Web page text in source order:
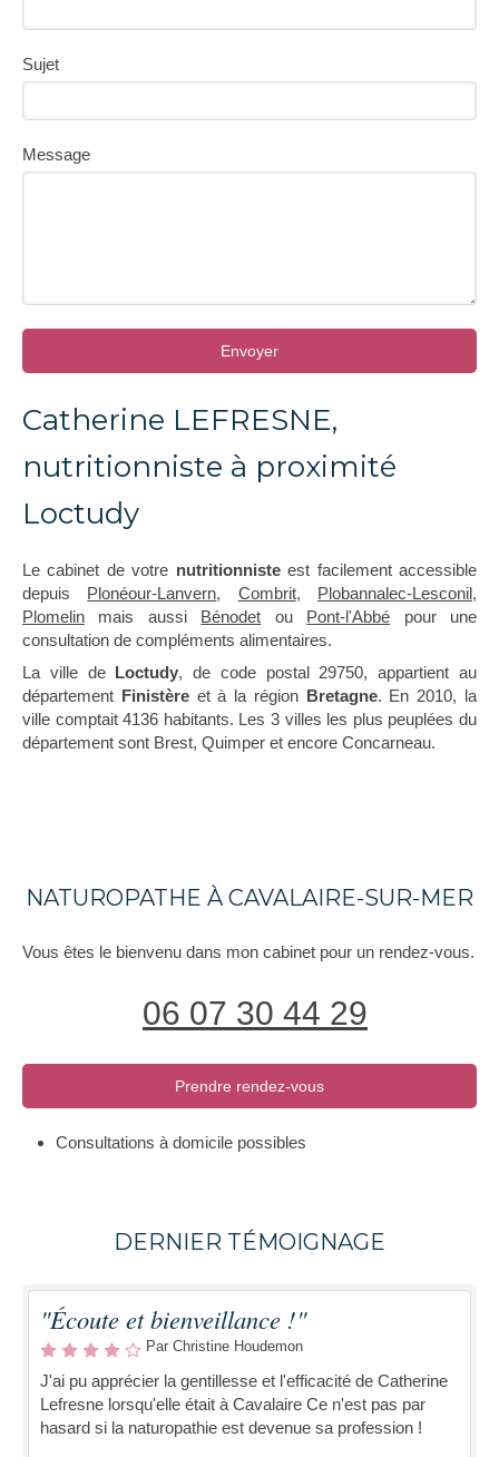
Sujet
Message
Envoyer
Catherine LEFRESNE,
nutritionniste à proximité
Loctudy
Le cabinet de votre nutritionnisteest facilement accessible
depuis Plonéour-Lanvern, Combrit, Plobannalec-Lesconil,
Plomelin mais aussi Bénodet ou Pont-l'Abbé pour une
consultation de compléments alimentaires.
La ville de Loctudy, de code postal 29750, appartient au
département Finistèreet à la région Bretagne. En 2010, la
ville comptait 4136 habitants. Les 3 villes les plus peuplées du
département sont Brest, Quimper et encore Concarneau.
NATUROPATHE À CAVALAIRE-SUR-MER
Vous êtes le bienvenu dans mon cabinet pour un rendez-vous.
06 07 30 44 29
Prendre rendez-vous
Consultations à domicile possibles
DERNIER TÉMOIGNAGE
"Écoute et bienveillance !"
Par Christine Houdemon
J'ai pu apprécier la gentillesse et l'efficacité de Catherine
Lefresne lorsqu'elle était à Cavalaire Ce n'est pas par
hasard si la naturopathie est devenue sa profession !